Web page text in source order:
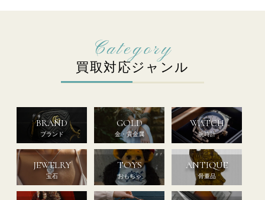
買取対応ジャンル
BRAND
ブランド
GOLD
金・貴金属
WATCH
腕時計
JEWELRY
宝石
TOYS
おもちゃ
ANTIQUE
骨董品